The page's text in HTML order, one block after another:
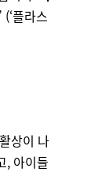
(‘플라스
상이 나
, 아이들